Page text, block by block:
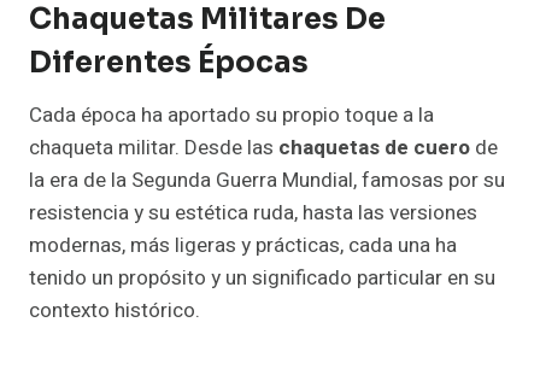
Chaquetas Militares De
Diferentes Épocas
Cada época ha aportado su propio toque a la
chaqueta militar. Desde las chaquetas de cuero de
la era de la Segunda Guerra Mundial, famosas por su
resistencia y su estética ruda, hasta las versiones
modernas, más ligeras y prácticas, cada una ha
tenido un propósito y un significado particular en su
contexto histórico.